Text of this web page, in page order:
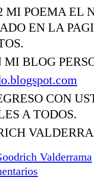
MI POEMA EL
EN LA
BLOG
CON
A TODOS.
Valderrama